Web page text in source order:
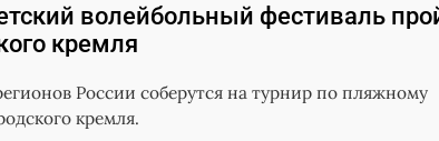
волейбольный фестиваль
кремля
России соберутся на турнир по пляжному
кремля.